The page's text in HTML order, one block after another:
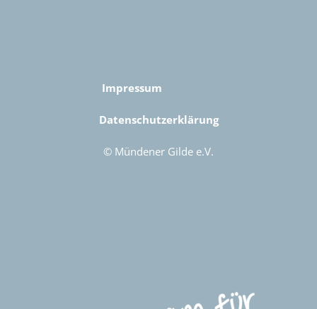
Impressum
Datenschutzerklärung
© Mündener Gilde e.V.